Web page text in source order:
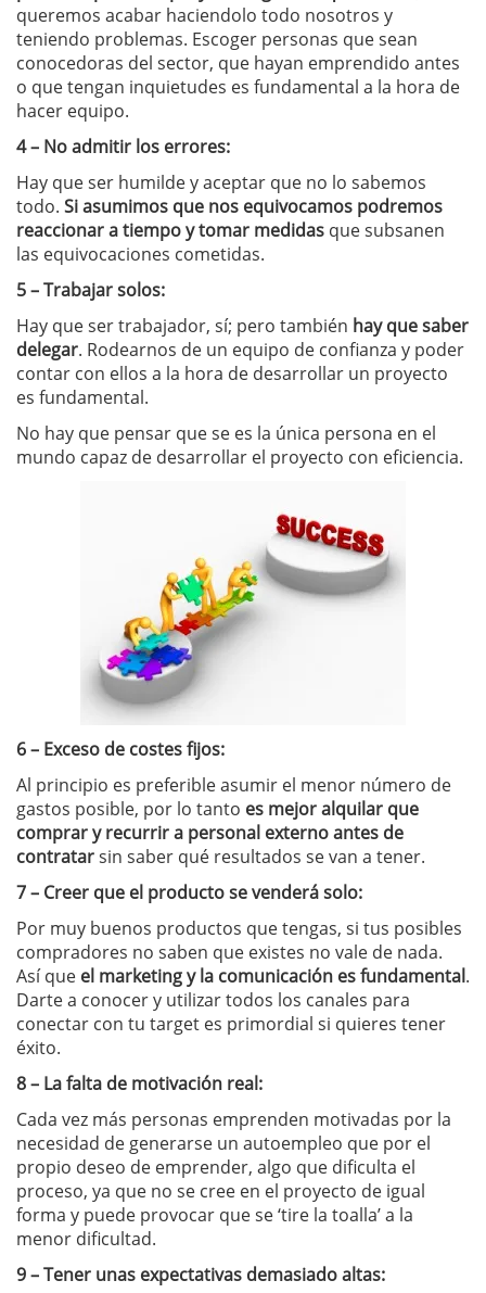
queremos acabar haciendolo todo nosotros y
teniendo problemas. Escoger personas que sean
conocedoras del sector, que hayan emprendido antes
o que tengan inquietudes es fundamental a la hora de
hacer equipo.
4 – No admitir los errores:
Hay que ser humilde y aceptar que no lo sabemos
todo. Si asumimos que nos equivocamos podremos
reaccionar a tiempo y tomar medidas que subsanen
las equivocaciones cometidas.
5 – Trabajar solos:
Hay que ser trabajador, sí; pero también hay que saber
delegar. Rodearnos de un equipo de confianza y poder
contar con ellos a la hora de desarrollar un proyecto
es fundamental.
No hay que pensar que se es la única persona en el
mundo capaz de desarrollar el proyecto con eficiencia.
6 – Exceso de costes fijos:
Al principio es preferible asumir el menor número de
gastos posible, por lo tanto es mejor alquilar que
comprar y recurrir a personal externo antes de
contratarsin saber qué resultados se van a tener.
7 – Creer que el producto se venderá solo:
Por muy buenos productos que tengas, si tus posibles
compradores no saben que existes no vale de nada.
Así que el marketing y la comunicación es fundamental.
Darte a conocer y utilizar todos los canales para
conectar con tu target es primordial si quieres tener
éxito.
8 – La falta de motivación real:
Cada vez más personas emprenden motivadas por la
necesidad de generarse un autoempleo que por el
propio deseo de emprender, algo que dificulta el
proceso, ya que no se cree en el proyecto de igual
forma y puede provocar que se ‘tire la toalla’ a la
menor dificultad.
9 – Tener unas expectativas demasiado altas: